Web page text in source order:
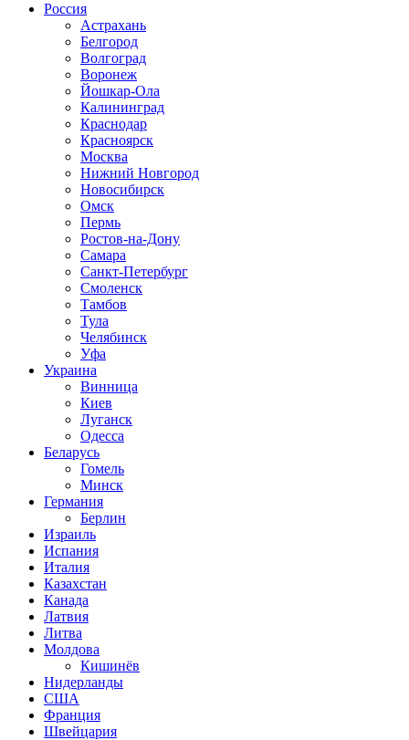
Россия
Астрахань
Белгород
Волгоград
Воронеж
Йошкар-Ола
Калининград
Краснодар
Красноярск
Москва
Нижний Новгород
Новосибирск
Омск
Пермь
Ростов-на-Дону
Самара
Санкт-Петербург
Смоленск
Тамбов
Тула
Челябинск
Уфа
Украина
Винница
Киев
Луганск
Одесса
Беларусь
Гомель
Минск
Германия
Берлин
Израиль
Испания
Италия
Казахстан
Канада
Латвия
Литва
Молдова
Кишинёв
Нидерланды
США
Франция
Швейцария